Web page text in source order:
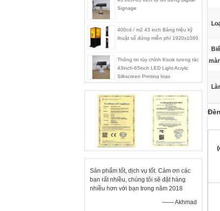
Signage
400cd / m2 43 inch Bảng hiệu kỹ
thuật số đứng miễn phí 1920x1080
Thông tin tùy chỉnh Kiosk tương tác
43inch-65inch LED Light Acrylic
Silkscreen Printing logo
Sản phẩm tốt, dịch vụ tốt. Cảm ơn các
bạn rất nhiều, chúng tôi sẽ đặt hàng
nhiều hơn với bạn trong năm 2018
—— Akhmad